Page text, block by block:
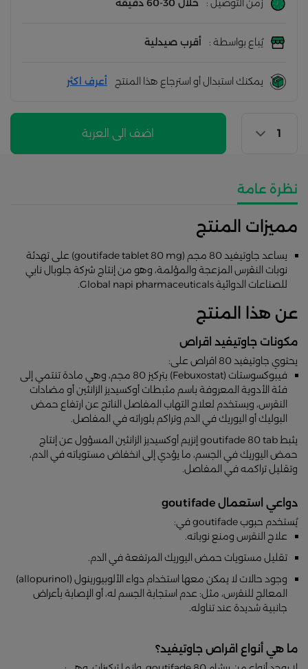
زمن التوصيل : خلال 30-60 دقيقة
يُباع بواسطة : أقرب صيدلية
يمكنك استبدال أو استرجاع هذا المنتج أعرف اكثر
اضف الى العربة
نظرة عامة
مميزات المنتج
يساعد جاوتيفيد 80 مجم (goutifade tablet 80 mg) على تهدئة
نوبات النقرس المزعجة والمؤلمة، وهو من إنتاج شركة جلوبال نابي
للصناعات الدوائية Global napi pharmaceuticals.
عن هذا المنتج
مكونات جاوتيفيد اقراص
يحتوي جاوتيفيد 80 اقراص على:
فيبوكسوستات (Febuxostat) بتركيز 80 مجم، وهي مادة تنتمي إلى
فئة الأدوية المعروفة باسم مثبطات أوكسيديز الزانثين أو مضادات
النقرس، ويستخدم لعلاج التهاب المفاصل الناتج عن ارتفاع حمض
البوليك أو اليوريك في الدم وتراكم بلوراته في المفاصل.
يثبط goutifade 80 tab إنزيم أوكسيديز الزانثين المسؤول عن إنتاج
حمض اليوريك في الجسم، ما يؤدي إلى انخفاض مستوياته في الدم،
وتقليل تراكمه في المفاصل.
دواعي استعمال goutifade
يُستخدم حبوب goutifade في:
علاج النقرس ومنع نوباته.
تقليل مستويات حمض اليوريك المرتفعة في الدم.
وجود حالات لا يمكن معها استخدام دواء الألوبيورينول (allopurinol)
المعالج للنقرس، مثل: عدم استجابة الجسم له، أو الإصابة بأعراض
جانبية شديدة عند تناوله.
ما هي أنواع اقراص جاوتيفيد؟